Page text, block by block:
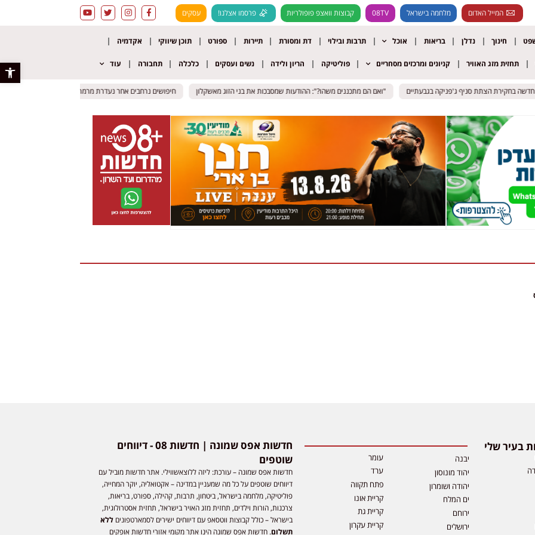
פתח
המייל האדום מלחמה בישראל 08TV קבוצות וואצפ פופולריות פרסמו אצלנו! עסקים
חינוך נדלן בריאות אוכל תרבות ובילוי דת ומסורת תיירות ספורט תוכן שיווקי אקדמיה
תחזית מזג האוויר קניונים ומרכזים מסחריים פוליטיקה הריון ולידה נשים ועסקים כלכלה תחבורה עוד
"ואם הם מתכננים משהו?": ההודעות שמסבכות את בני הזוג מאשקלון
"ואם הם מתכננים משהו?": ההודעות שמסבכות את בני הזוג מאשקלון חיפושים נרחבים אחר נעדרת מרמת גן
חיפושים נרחבים אחר נעדרת מרמת גן
בעיר שלי
יבנה
יהוד מונוסון
יהודה ושומרון
ים המלח
ירוחם
ירושלים
עומר
ערד
פתח תקווה
קריית אונו
קריית גת
קריית עקרון
חדשות אפס שמונה | חדשות 08 - דיווחים
שוטפים
חדשות אפס שמונה – עורכת: ליזה ללוצאשווילי. אתר חדשות מוביל עם
דיווחים שוטפים על כל מה שמעניין במדינה – אקטואליה, יוקר המחייה,
פוליטיקה, מלחמה בישראל, ביטחון, תרבות, קהילה, ספורט, בריאות,
צרכנות, הורות וילדים, תחזית מזג האויר בישראל, תחזית אסטרולוגית,
בישראל – כולל קבוצות ווטסאפ עם דיווחים ישירים לסמארטפוניםללא
תשלום. חדשות אפס שמונה הינו אתר מקומי אזורי חדשות אופקים